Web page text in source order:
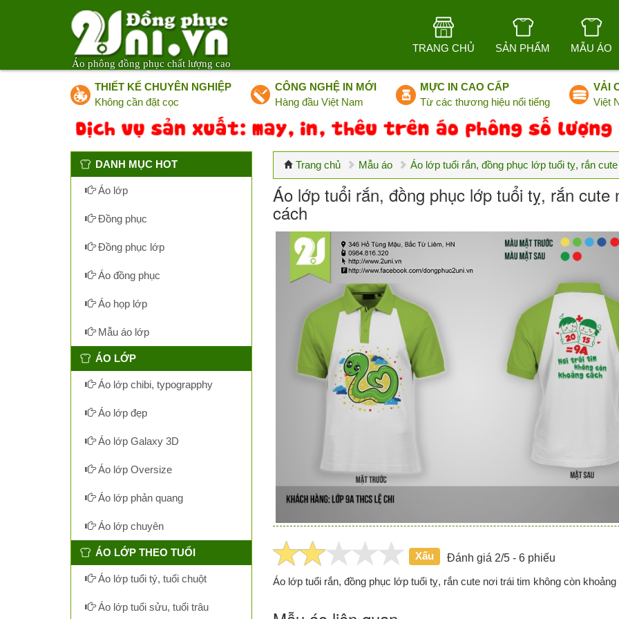
Áo phông đồng phục chất lượng cao
TRANG CHỦ SẢN PHẨM MẪU ÁO
THIẾT KẾ CHUYÊN NGHIỆP
Không cần đặt cọc
CÔNG NGHỆ IN MỚI
Hàng đầu Việt Nam
MỰC IN CAO CẤP
Từ các thương hiệu nổi tiếng
VẢI
Việt
Trang chủ Mẫu áo Áo lớp tuổi rắn, đồng phục lớp tuổi tỵ, rắn
Áo lớp tuổi rắn, đồng phục lớp tuổi tỵ, rắn cute
cách
Xấu Đánh giá 2/5 - 6 phiếu
Áo lớp tuổi rắn, đồng phục lớp tuổi tỵ, rắn cute nơi trái tim không còn khoảng
DANH MỤC HOT
Áo lớp
Đồng phục
Đồng phục lớp
Áo đồng phục
Áo họp lớp
Mẫu áo lớp
ÁO LỚP
Áo lớp chibi, typograpphy
Áo lớp đẹp
Áo lớp Galaxy 3D
Áo lớp Oversize
Áo lớp phản quang
Áo lớp chuyên
ÁO LỚP THEO TUỔI
Áo lớp tuổi tý, tuổi chuột
Áo lớp tuổi sửu, tuổi trâu